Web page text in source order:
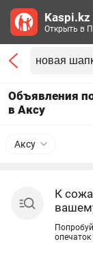
Объявления
в Аксу
Аксу
К
опечаток
Kaspi.kz
Открыть в